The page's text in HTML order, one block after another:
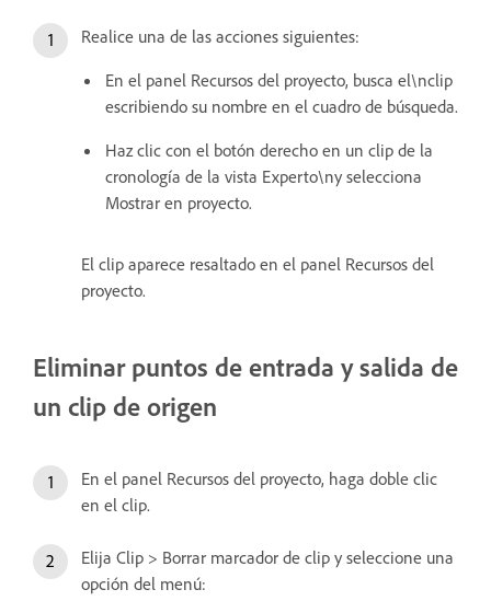
Realice una de las acciones siguientes:
En el panel Recursos del proyecto, busca el\nclip
escribiendo su nombre en el cuadro de búsqueda.
Haz clic con el botón derecho en un clip de la
cronología de la vista Experto\ny selecciona
Mostrar en proyecto.
El clip aparece resaltado en el panel Recursos del
proyecto.
Eliminar puntos de entrada y salida de
un clip de origen
En el panel Recursos del proyecto, haga doble clic
en el clip.
Elija Clip > Borrar marcador de clip y seleccione una
opción del menú: